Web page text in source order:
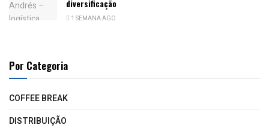
diversificação
1 SEMANA AGO
Por Categoria
COFFEE BREAK
DISTRIBUIÇÃO